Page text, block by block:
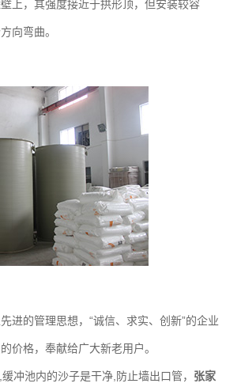
上，其强度接近于拱形顶，但安装较容
向弯曲。
进的管理思想，“诚信、求实、创新”的企业
价格，奉献给广大新老用户。
冲池内的沙子是干净,防止墙出口管， 张家